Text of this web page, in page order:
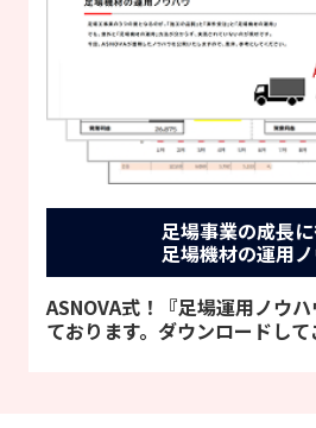
足場事業の成長
足場機材の運用
ASNOVA式！『足場運用ノウ
ております。ダウンロードして